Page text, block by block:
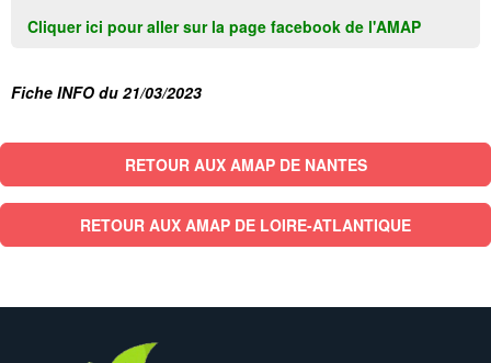
Cliquer ici pour aller sur la page facebook de l'AMAP
Fiche INFO du 21/03/2023
RETOUR AUX AMAP DE NANTES
RETOUR AUX AMAP DE LOIRE-ATLANTIQUE